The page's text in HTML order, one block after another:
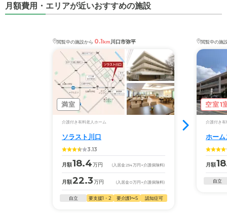
月額費用・エリアが近いおすすめの施設
閲覧中の施設から 0.1km川口市弥平
満室
介護付き有料老人ホーム
ソラスト川口
3.13
月額18.4万円 (入居金234万円 +介護保険料)
月額22.3万円 (入居金0万円 +介護保険料)
自立 要支援1・2 要介護1〜5 認知症可
閲覧中の施
空室1
介護付き有
ホー
月額
自立